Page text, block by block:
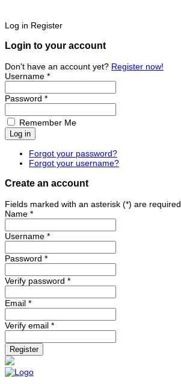
Log in Register
Login to your account
Don't have an account yet? Register now!
Username *
Password *
Remember Me
Forgot your password?
Forgot your username?
Create an account
Fields marked with an asterisk (*) are required.
Name *
Username *
Password *
Verify password *
Email *
Verify email *
Register